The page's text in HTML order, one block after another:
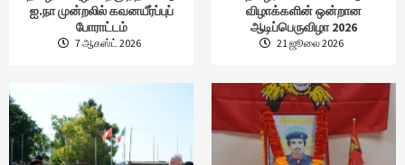
ஐ.நா முன்றலில் கவனயீர்ப்புப்
போராட்டம்
7 ஆகஸ்ட் 2026
விழாக்களின் ஒன்றான
ஆடிப்பெருவிழா 2026
21 ஜூலை 2026